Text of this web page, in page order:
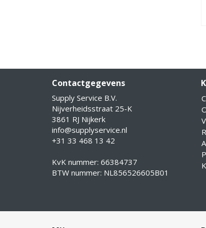
Contactgegevens
Supply Service B.V.
Nijverheidsstraat 25-K
3861 RJ Nijkerk
info@supplyservice.nl
+31 33 468 13 42
KvK nummer: 66384737
BTW nummer: NL856526605B01